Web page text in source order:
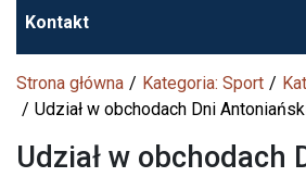
Kontakt
Strona główna Kategoria: Sport
Udział w obchodach Dni
Udział w obchodach